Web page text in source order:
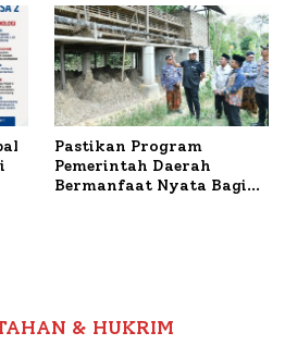
Pastikan Program
Pemerintah Daerah
Bermanfaat Nyata Bagi
& HUKRIM